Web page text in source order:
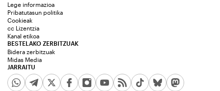
JARRAITU
Lege informazioa
Pribatutasun politika
Cookieak
cc Lizentzia
Kanal etikoa
BESTELAKO ZERBITZUAK
Bidera zerbitzuak
Midas Media